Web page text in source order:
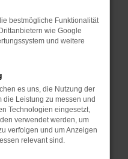
helfen können:
und deine
zum Beispiel deine
bestmögliche Funktionalität
wie Google
und weitere
es uns, die Nutzung der
Leistung zu messen und
Technologien eingesetzt,
verwendet werden, um
verfolgen und um Anzeigen
relevant sind.